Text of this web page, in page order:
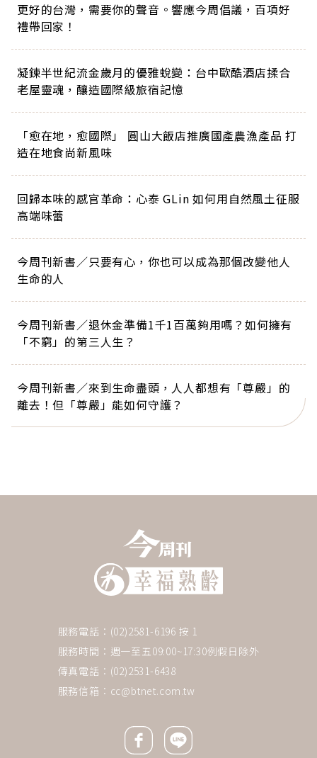
更好的台灣，需要你的聲音。響應今周倡議，百項好
禮帶回家！
凝鍊半世紀流金歲月的優雅蛻變：台中歐酷酒店揉合
老屋靈魂，釀造國際級旅宿記憶
「愈在地，愈國際」 圓山大飯店推廣國產農漁產品 打
造在地食尚新風味
回歸本味的感官革命：心泰 GLin 如何用自然風土征服
高端味蕾
今周刊新書／只要有心，你也可以成為那個改變他人
生命的人
今周刊新書／退休金準備1千1百萬夠用嗎？如何擁有
「不窮」的第三人生？
今周刊新書／來到生命盡頭，人人都想有「尊嚴」的
離去！但「尊嚴」能如何守護？
服務電話：(02)2581-6196 按 1
服務時間：週一至五09:00~17:30例假日除外
傳真電話：(02)2531-6438
服務信箱： cc@btnet.com.tw
Facebook icon
Line icon